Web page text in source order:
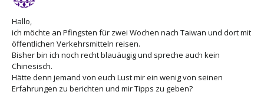
Hallo,
ich möchte an Pfingsten für zwei Wochen nach Taiwan und dort mit
öffentlichen Verkehrsmitteln reisen.
Bisher bin ich noch recht blauäugig und spreche auch kein
Chinesisch.
Hätte denn jemand von euch Lust mir ein wenig von seinen
Erfahrungen zu berichten und mir Tipps zu geben?